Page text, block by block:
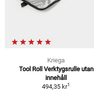
Kriega
Tool Roll Verktygsrulle utan
innehåll
494,35 kr1